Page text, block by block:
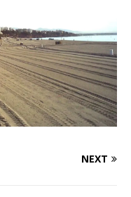
NEXT